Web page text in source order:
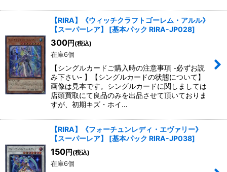
【RIRA】《ウィッチクラフトゴーレム・アルル》
【スーパーレア】
[基本パック RIRA-JP028]
300円 (税込)
在庫6個
【シングルカードご購入時の注意事項 -必ずお読
み下さい- 】【シングルカードの状態について】
画像は見本です。シングルカードに関しましては
店頭買取にて良品のみを出品させて頂いておりま
すが、初期キズ・ホイ…
【RIRA】《フォーチュンレディ・エヴァリー》
【スーパーレア】
[基本パック RIRA-JP038]
150円 (税込)
在庫6個